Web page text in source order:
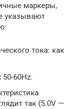
маркеры,
указывают
тока: как
60Hz.
так (5.0V —